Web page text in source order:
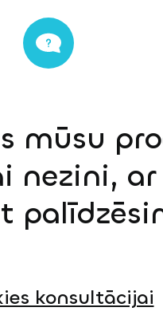
mūsu
nezini, ar
konsultācijai